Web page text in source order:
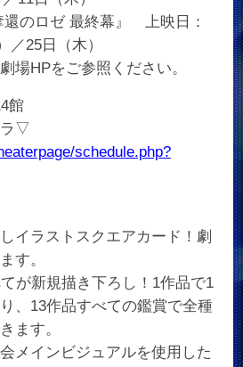
のロゼ 最終幕』 上映日：
／25日（木）
場HPをご参照ください。
館
ラ▽
schedule.php?
イラストスクエアカード！劇
す。
が新規描き下ろし！1作品で1
、13作品すべての鑑賞で全種
ます。
メインビジュアルを使用した